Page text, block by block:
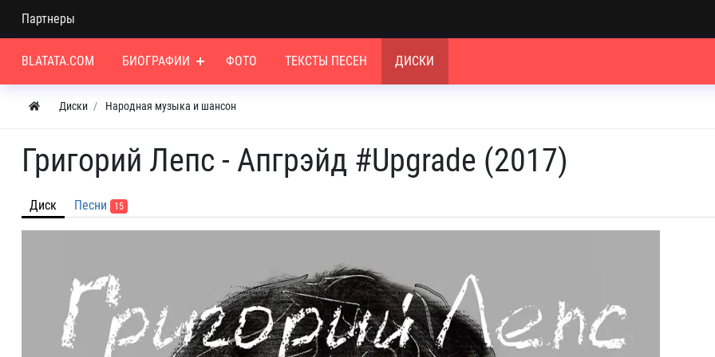
Партнеры
BLATATA.COM БИОГРАФИИ ФОТО ТЕКСТЫ ПЕСЕН ДИСКИ
Диски Народная музыка и шансон
Григорий Лепс - Апгрэйд #Upgrade (2017)
Диск Песни 15